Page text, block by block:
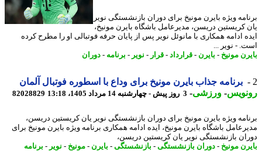
ویژه بایرن مونیخ برای دوران بازنشستگی نویر
کریستین دریسن، مدیرعامل باشگاه بایرن مونیخ،
ادامه همکاری با مانوئل نویر پس از پایان حرفه فوتبالی او را مطرح کرده
- نویر ...
مونیخ-بایرن- قرارداد -قرار - نویر -برنامه -دوران
برنامه جذاب بایرن مونیخ برای وداع با اسطوره فوتبال آلمان
-ورزشی-3 روز پیش - چهارشنبه 14 مرداد 1405، 13:18 82028829
ویژه بایرن مونیخ برای دوران بازنشستگی نویر یان کریستین دریسن،
باشگاه بایرن مونیخ، ایده ادامه همکاری برنامه ویژه بایرن مونیخ برای
بازنشستگی نویر یان کریستین دریسن،
مونیخ-دوران بازنشستگی-بازنشستگی-بایرن- مونیخ-نویر -برنامه